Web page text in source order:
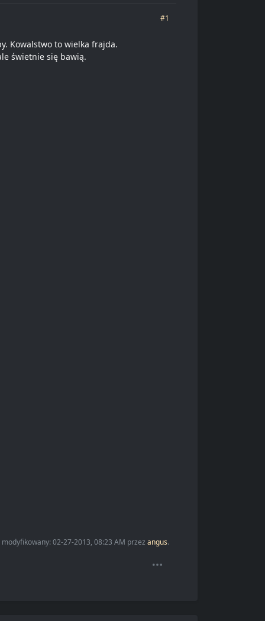
#1
Kowalstwo to wielka frajda.
świetnie się bawią.
modyfikowany: 02-27-2013, 08:23 AM przez angus.